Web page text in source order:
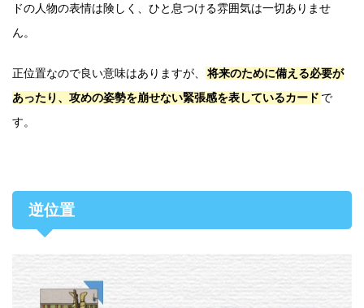
ドの人物の表情は険しく、ひと息つける雰囲気は一切ありませ
ん。
正位置なので良い意味はありますが、
将来のために備える必要が
あったり、攻めの姿勢を崩せない緊張感を表しているカード で
す。
逆位置